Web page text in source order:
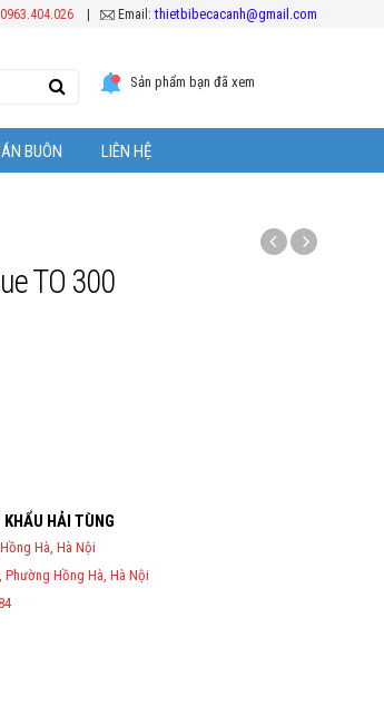
0963.404.026 Email:thietbibecacanh@gmail.com
Sản phẩm bạn đã xem
BUÔN LIÊN HỆ
TO 300
NĐ-CP về việc thực hiện lập Hóa Đơn Điện
buộc phải thế hiện đầy đủ thông tin: họ tên,
HẢI TÙNG
Hà, Hà Nội
Hồng Hà, Hà Nội